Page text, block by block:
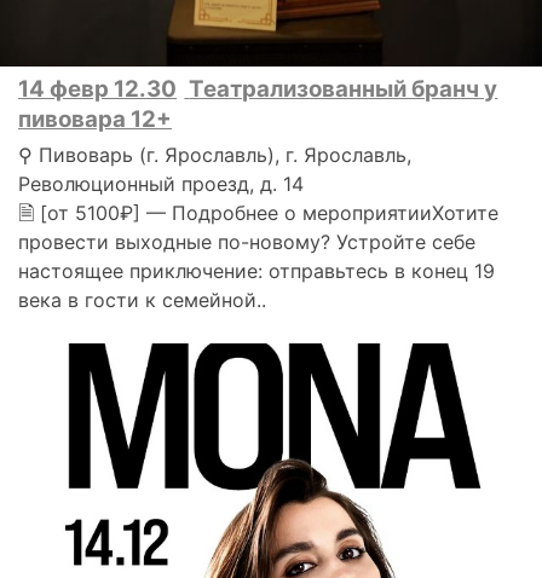
14 февр 12.30 Театрализованный бранч у
пивовара 12+
⚲ Пивоварь (г. Ярославль), г. Ярославль,
Революционный проезд, д. 14
🗎 [от 5100₽] — Подробнее о мероприятииХотите
провести выходные по-новому? Устройте себе
настоящее приключение: отправьтесь в конец 19
века в гости к семейной..